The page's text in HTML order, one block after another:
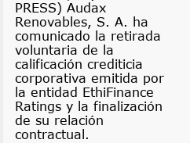
PRESS) Audax
Renovables, S. A. ha
comunicado la retirada
voluntaria de la
calificación crediticia
corporativa emitida por
la entidad EthiFinance
Ratings y la finalización
de su relación
contractual.